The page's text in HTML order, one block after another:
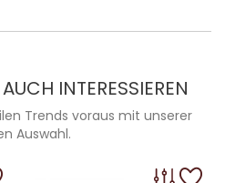
INTERESSIEREN
Trends voraus mit unserer
Auswahl.